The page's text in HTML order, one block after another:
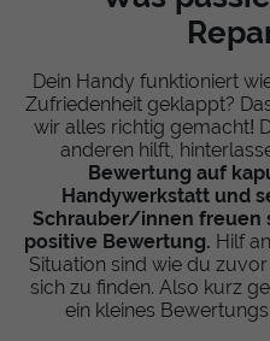
Dein Handy funktioniert
Zufriedenheit geklappt?
wir alles richtig gemacht!
anderen hilft,
Bewertung auf
Handywerkstatt und
Schrauber/innen freuen
positive Bewertung. Hilf
Situation sind wie du
sich zu finden. Also kurz
ein kleines